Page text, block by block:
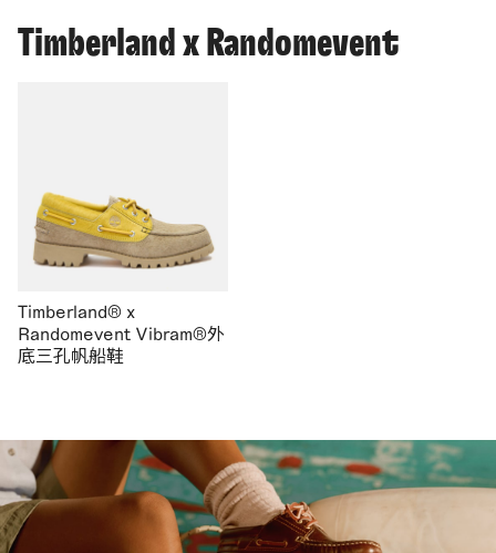
Timberland x Randomevent
Timberland® x
Randomevent Vibram®外
底三孔帆船鞋